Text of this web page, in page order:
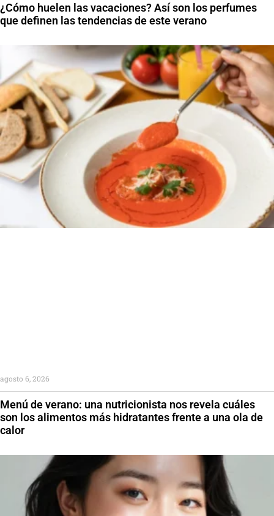
¿Cómo huelen las vacaciones? Así son los perfumes
que definen las tendencias de este verano
Menú de verano: una nutricionista nos revela cuáles
son los alimentos más hidratantes frente a una ola de
calor
agosto 6, 2026